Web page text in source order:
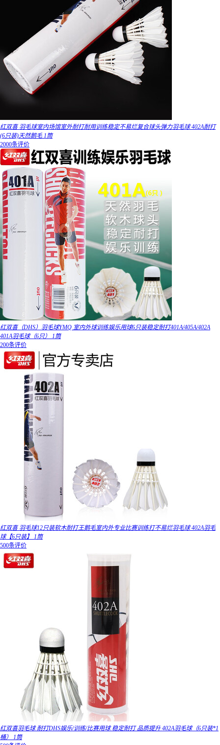
红双喜 羽毛球室内场馆室外耐打耐用训练稳定不易烂复合球头弹力羽毛球 402A耐打
(6只装)天然鹅毛 1筒
2000条评价
红双喜（DHS）羽毛球YMQ 室内外球训练娱乐用球6只装稳定耐打401A/405A/402A
401A羽毛球（6只） 1筒
200条评价
红双喜 羽毛球12只装软木耐打王鹅毛室内外专业比赛训练打不易烂羽毛球 402A羽毛
球【6只装】 1筒
500条评价
红双喜羽毛球 耐打DHS娱乐/训练/比赛用球 稳定耐打 品质提升 402A羽毛球（6只装*1
桶） 1筒